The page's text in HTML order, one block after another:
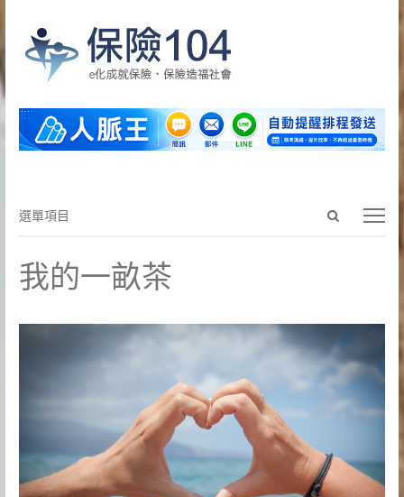
Open
search
選
目
選單項目
我的一畝茶